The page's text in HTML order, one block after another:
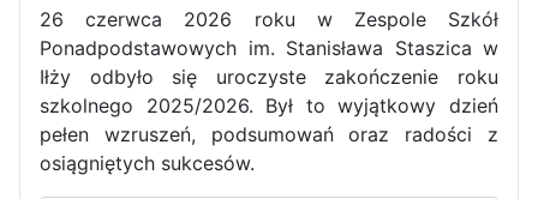
Dni Otwarte w „Staszicu” za
nami
26 czerwca 2026 roku w Zespole Szkół
Ponadpodstawowych im. Stanisława Staszica w
Iłży odbyło się uroczyste zakończenie roku
szkolnego 2025/2026. Był to wyjątkowy dzień
pełen wzruszeń, podsumowań oraz radości z
osiągniętych sukcesów.